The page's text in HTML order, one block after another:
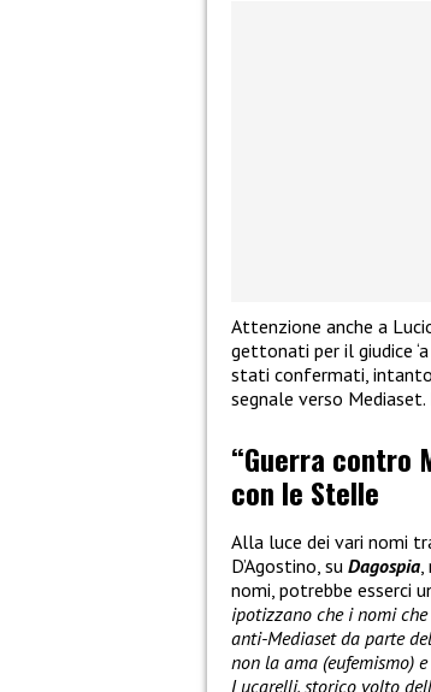
Attenzione anche a
gettonati per il giudice
stati confermati, intanto
segnale verso
“Guerra contro
con le Stelle
Alla luce dei vari nomi
D’Agostino, su Dagospia,
nomi, potrebbe esserci
ipotizzano che i nomi
anti-Mediaset da parte
non la ama (eufemismo)
Lucarelli, storico volto